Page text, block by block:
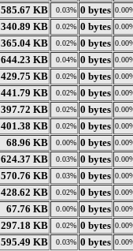
585.67 KB 0.03% 0 bytes
340.89 KB 0.02% 0 bytes
365.04 KB 0.02% 0 bytes
644.23 KB 0.04% 0 bytes
429.75 KB 0.02% 0 bytes
441.79 KB 0.02% 0 bytes
397.72 KB 0.02% 0 bytes
401.38 KB 0.02% 0 bytes
68.96 KB 0.00% 0 bytes
624.37 KB 0.03% 0 bytes
570.76 KB 0.03% 0 bytes
428.62 KB 0.02% 0 bytes
67.76 KB 0.00% 0 bytes
297.18 KB 0.02% 0 bytes
595.49 KB 0.03% 0 bytes